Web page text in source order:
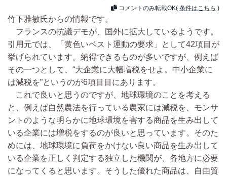
コメントのみ転載OK( 条件はこちら )
竹下雅敏氏からの情報です。
フランスの抗議デモが、国外に拡大しているようです。
引用元では、「黄色いベスト運動の要求」として42項目が
挙げられています。納得できるものが多いですが、例えば
その一つとして、“大企業に大幅増税をせよ。中小企業に
は減税を”というのが6項目目にあります。
これで良いと思うのですが、地球環境のことを考える
と、例えば自然農法を行っている農家には減税を、モンサ
ントのような明らかに地球環境を害する商品を生み出して
いる企業には増税をするのが良いと思っています。そのた
めには、地球環境に負荷をかけない良い商品を生み出して
いる企業を正しく判定する独立した機関が、各地方に必要
になってくると思います。そうした優れた商品は、自由貿